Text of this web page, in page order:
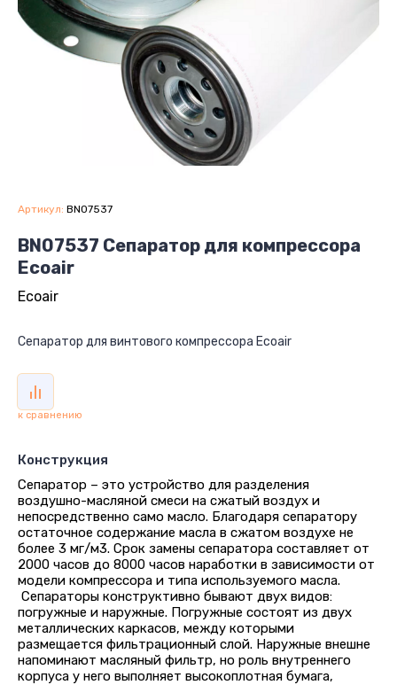
Артикул: BN07537
BN07537 Сепаратор для компрессора
Ecoair
Ecoair
Сепаратор для винтового компрессора Ecoair
к сравнению
Конструкция
Сепаратор – это устройство для разделения
воздушно-масляной смеси на сжатый воздух и
непосредственно само масло. Благодаря сепаратору
остаточное содержание масла в сжатом воздухе не
более 3 мг/м3. Срок замены сепаратора составляет от
2000 часов до 8000 часов наработки в зависимости от
модели компрессора и типа используемого масла.
Сепараторы конструктивно бывают двух видов:
погружные и наружные. Погружные состоят из двух
металлических каркасов, между которыми
размещается фильтрационный слой. Наружные внешне
напоминают масляный фильтр, но роль внутреннего
корпуса у него выполняет высокоплотная бумага,